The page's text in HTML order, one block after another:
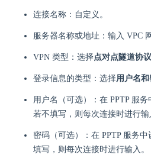
连接名称：自定义。
服务器名称或地址：输入 VPC
VPN 类型：选择点对点隧道协
登录信息的类型：选择用户名
用户名（可选）：在 PPTP 服务
若不填写，则每次连接时进行输
密码（可选）：在 PPTP 服务
填写，则每次连接时进行输入。